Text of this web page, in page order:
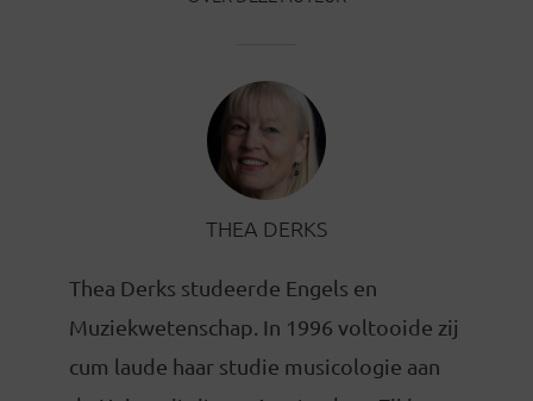
THEA DERKS
Thea Derks studeerde Engels en
Muziekwetenschap. In 1996 voltooide zij
cum laude haar studie musicologie aan